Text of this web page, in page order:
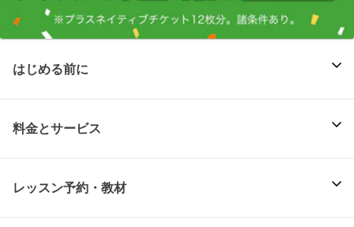
はじめる前に
料金とサービス
レッスン予約・教材